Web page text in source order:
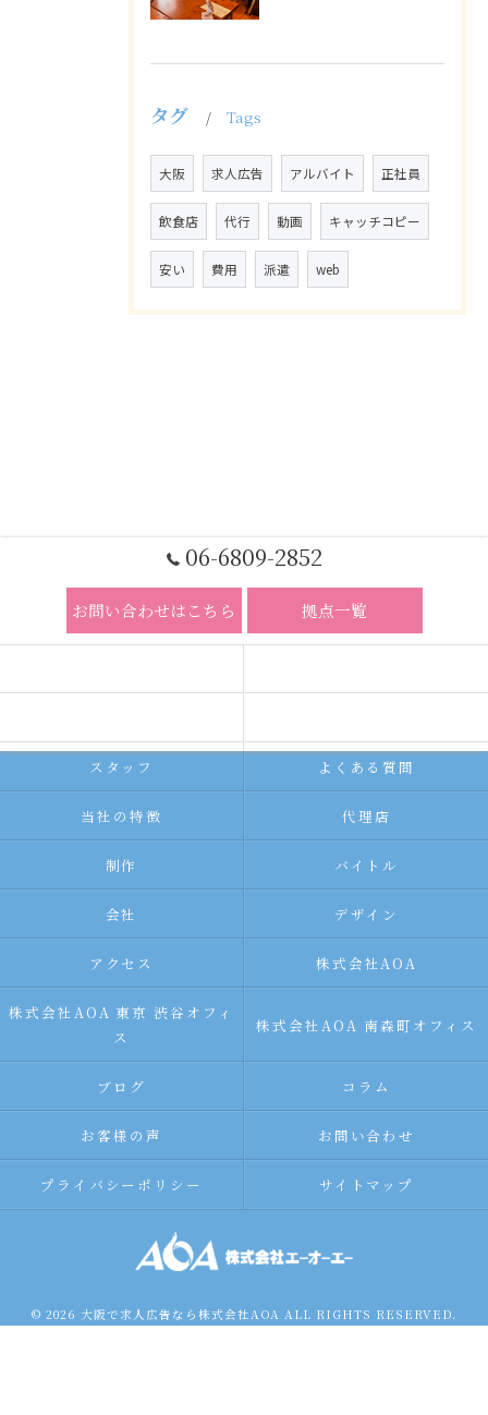
タグ Tags
大阪 求人広告 アルバイト 正社員
飲食店 代行 動画 キャッチコピー
安い 費用 派遣 web
06-6809-2852
お問い合わせはこちら 拠点一覧
スタッフ よくある質問
当社の特徴 代理店
制作 バイトル
会社 デザイン
アクセス 株式会社AOA
株式会社AOA 東京 渋谷オフィ
ス
株式会社AOA 南森町オフィス
ブログ コラム
お客様の声 お問い合わせ
プライバシーポリシー サイトマップ
© 2026 大阪で求人広告なら株式会社AOA ALL RIGHTS RESERVED.